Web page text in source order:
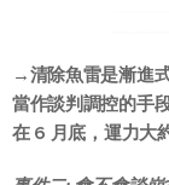
→清除魚雷是漸進
當作談判調控的手
在 6 月底，運力大